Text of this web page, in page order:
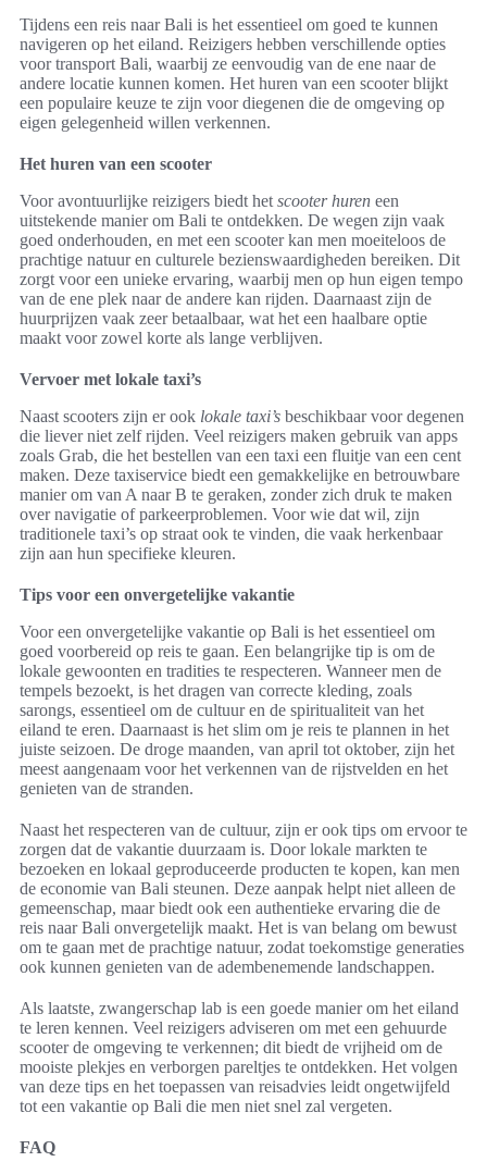
Tijdens een reis naar Bali is het essentieel om goed te kunnen
navigeren op het eiland. Reizigers hebben verschillende opties
voor transport Bali, waarbij ze eenvoudig van de ene naar de
andere locatie kunnen komen. Het huren van een scooter blijkt
een populaire keuze te zijn voor diegenen die de omgeving op
eigen gelegenheid willen verkennen.
Het huren van een scooter
Voor avontuurlijke reizigers biedt het scooter huren een
uitstekende manier om Bali te ontdekken. De wegen zijn vaak
goed onderhouden, en met een scooter kan men moeiteloos de
prachtige natuur en culturele bezienswaardigheden bereiken. Dit
zorgt voor een unieke ervaring, waarbij men op hun eigen tempo
van de ene plek naar de andere kan rijden. Daarnaast zijn de
huurprijzen vaak zeer betaalbaar, wat het een haalbare optie
maakt voor zowel korte als lange verblijven.
Vervoer met lokale taxi’s
Naast scooters zijn er ook lokale taxi’s beschikbaar voor degenen
die liever niet zelf rijden. Veel reizigers maken gebruik van apps
zoals Grab, die het bestellen van een taxi een fluitje van een cent
maken. Deze taxiservice biedt een gemakkelijke en betrouwbare
manier om van A naar B te geraken, zonder zich druk te maken
over navigatie of parkeerproblemen. Voor wie dat wil, zijn
traditionele taxi’s op straat ook te vinden, die vaak herkenbaar
zijn aan hun specifieke kleuren.
Tips voor een onvergetelijke vakantie
Voor een onvergetelijke vakantie op Bali is het essentieel om
goed voorbereid op reis te gaan. Een belangrijke tip is om de
lokale gewoonten en tradities te respecteren. Wanneer men de
tempels bezoekt, is het dragen van correcte kleding, zoals
sarongs, essentieel om de cultuur en de spiritualiteit van het
eiland te eren. Daarnaast is het slim om je reis te plannen in het
juiste seizoen. De droge maanden, van april tot oktober, zijn het
meest aangenaam voor het verkennen van de rijstvelden en het
genieten van de stranden.
Naast het respecteren van de cultuur, zijn er ook tips om ervoor te
zorgen dat de vakantie duurzaam is. Door lokale markten te
bezoeken en lokaal geproduceerde producten te kopen, kan men
de economie van Bali steunen. Deze aanpak helpt niet alleen de
gemeenschap, maar biedt ook een authentieke ervaring die de
reis naar Bali onvergetelijk maakt. Het is van belang om bewust
om te gaan met de prachtige natuur, zodat toekomstige generaties
ook kunnen genieten van de adembenemende landschappen.
Als laatste, zwangerschap lab is een goede manier om het eiland
te leren kennen. Veel reizigers adviseren om met een gehuurde
scooter de omgeving te verkennen; dit biedt de vrijheid om de
mooiste plekjes en verborgen pareltjes te ontdekken. Het volgen
van deze tips en het toepassen van reisadvies leidt ongetwijfeld
tot een vakantie op Bali die men niet snel zal vergeten.
FAQ